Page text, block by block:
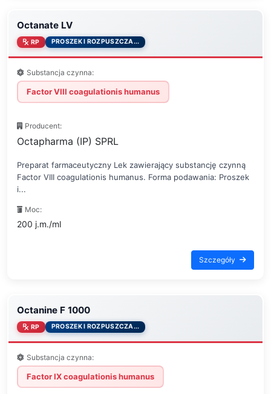
Octanate LV
RP PROSZEK I ROZPUSZCZA...
Substancja czynna:
Factor VIII coagulationis humanus
Producent:
Octapharma (IP) SPRL
Preparat farmaceutyczny Lek zawierający substancję czynną
Factor VIII coagulationis humanus. Forma podawania: Proszek
i...
Moc:
200 j.m./ml
Szczegóły
Octanine F 1000
RP PROSZEK I ROZPUSZCZA...
Substancja czynna:
Factor IX coagulationis humanus